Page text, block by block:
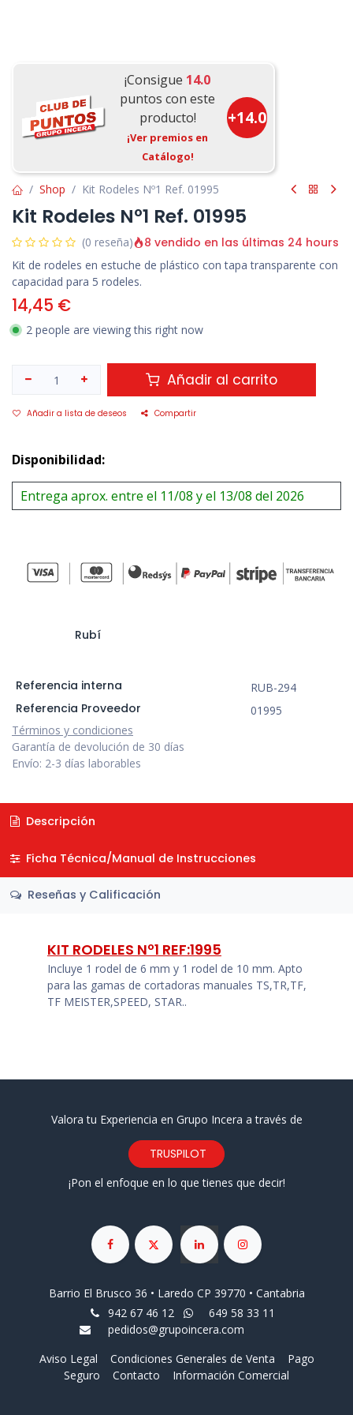
¡Consigue 14.0
puntos con este
producto!
¡Ver premios en
Catálogo!
+14.0
Shop Kit Rodeles Nº1 Ref. 01995
Kit Rodeles Nº1 Ref. 01995
(0 reseña) 8 vendido en las últimas 24 hours
Kit de rodeles en estuche de plástico con tapa transparente con
capacidad para 5 rodeles.
14,45 €
2 people are viewing this right now
Añadir al carrito
Añadir a lista de deseos Compartir
Disponibilidad:
Entrega aprox. entre el 11/08 y el 13/08 del 2026
Rubí
Referencia interna RUB-294
Referencia Proveedor
01995
Términos y condiciones
Garantía de devolución de 30 días
Envío: 2-3 días laborables
Descripción
Ficha Técnica/Manual de Instrucciones
Reseñas y Calificación
KIT RODELES Nº1 REF:1995
Incluye 1 rodel de 6 mm y 1 rodel de 10 mm. Apto
para las gamas de cortadoras manuales TS,TR,TF,
TF MEISTER,SPEED, STAR..
Valora tu Experiencia en Grupo Incera a través de
TRUSPILOT
¡Pon el enfoque en lo que tienes que decir!
Barrio El Brusco 36 • Laredo CP 39770 • Cantabria
942 67 46 12
649 58 33 11
pedidos@grupoincera.com
Aviso Legal
Condiciones Generales de Venta
Pago
Seguro
Contacto Información Comercial